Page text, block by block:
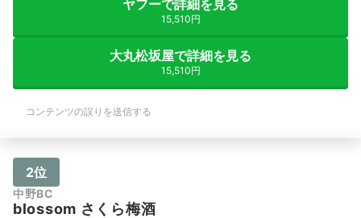
ヤフーで詳細を見る
15,510円
大丸松坂屋で詳細を見る
15,510円
コンテンツの誤りを送信する
2位
中野BC
blossom さくら梅酒